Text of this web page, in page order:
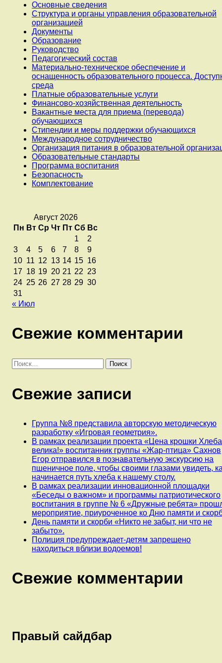
Основные сведения
Структура и органы управления образовательной
организацией
Документы
Образование
Руководство
Педагогический состав
Материально-техническое обеспечение и
оснащенность образовательного процесса.
среда
Платные образовательные услуги
Финансово-хозяйственная деятельность
Вакантные места для приема (перевода)
обучающихся
Стипендии и меры поддержки обучающихся
Международное сотрудничество
Организация питания в образовательной
Образовательные стандарты
Программа воспитания
Безопасность
Комплектование
Август 2026
Пн Вт Ср Чт Пт Сб Вс
1
2
3
4 5 6 7 8
9
10 11 12 13 14 15 16
17 18 19 20 21 22 23
24 25 26 27 28 29 30
31
« Июл
Свежие комментарии
Найти:
Свежие записи
Группа №8 представила авторскую методическую
разработку «Игровая геометрия».
В рамках реализации проекта «Цена крошки
велика!» воспитанник группы «Жар-птица» Сахнов
Егор отправился в познавательную экскурсию на
пшеничное поле, чтобы своими глазами увидеть,
начинается путь хлеба к нашему столу.
В рамках реализации инновационной площадки
«Беседы о важном» и программы патриотического
воспитания в группе № 6 «Дружные ребята»
мероприятие, приуроченное ко Дню памяти и
День памяти и скорби «Никто не забыт, ни что не
забыто».
Полиция предупреждает-детям запрещено
находиться вблизи водоемов!
Свежие комментарии
Правый сайдбар